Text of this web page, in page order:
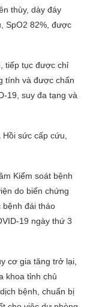
thùy, dày đáy
SpO2 82%, được
tiếp tục được chỉ
tính và được chẩn
19, suy đa tạng và
sức cấp cứu,
Kiểm soát bệnh
do biến chứng
bệnh đái tháo
19 ngày thứ 3
cơ gia tăng trở lại,
khoa tỉnh chủ
bệnh, chuẩn bị